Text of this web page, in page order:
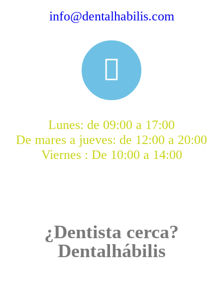
info@dentalhabilis.com
Lunes: de 09:00 a 17:00
De mares a jueves: de 12:00 a 20:00
Viernes : De 10:00 a 14:00
¿Dentista cerca?
Dentalhábilis